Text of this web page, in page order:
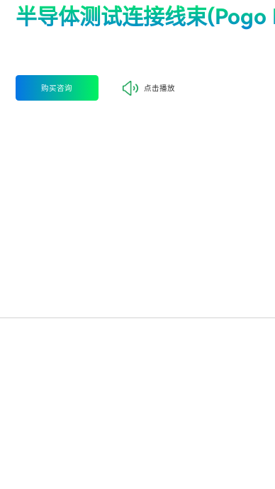
半导体测试连接线束
购买咨询 点击播放